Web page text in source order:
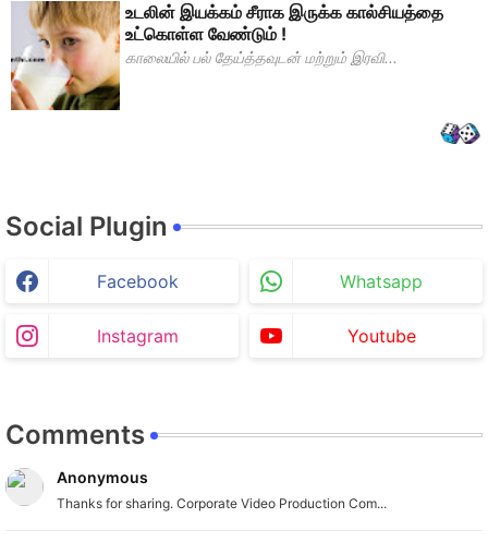
உடலின் இயக்கம் சீராக இருக்க கால்சியத்தை
உட்கொள்ள வேண்டும் !
காலையில் பல் தேய்த்தவுடன் மற்றும் இரவி...
Social Plugin
Facebook Whatsapp
Instagram Youtube
Comments
Anonymous
Thanks for sharing. Corporate Video Production Com...